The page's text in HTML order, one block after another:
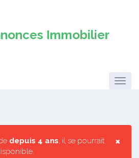
×
depuis 4 ans, il se pourrait